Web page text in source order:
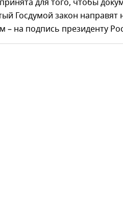
для того, чтобы
Госдумой закон направят
– на подпись президенту